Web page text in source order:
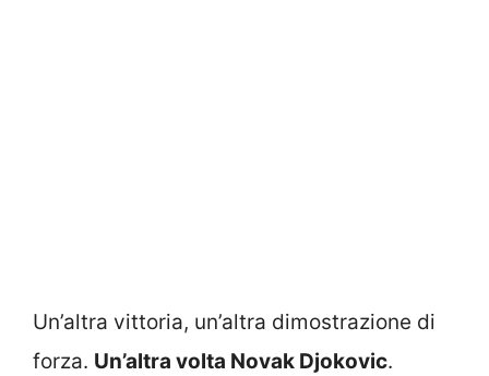
Un’altra vittoria, un’altra dimostrazione di
forza. Un’altra volta Novak Djokovic.